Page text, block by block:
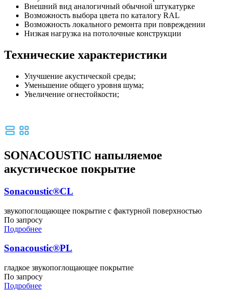
Внешний вид аналогичный обычной штукатурке
Возможность выбора цвета по каталогу RAL
Возможность локального ремонта при повреждении
Низкая нагрузка на потолочные конструкции
Технические характеристики
Улучшение акустической среды;
Уменьшение общего уровня шума;
Увеличение огнестойкости;
SONACOUSTIC напыляемое
акустическое покрытие
Sonacoustic®CL
звукопоглощающее покрытие с фактурной поверхностью
По запросу
Подробнее
Sonacoustic®PL
гладкое звукопоглощающее покрытие
По запросу
Подробнее